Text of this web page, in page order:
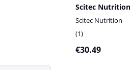
Scitec Nutrition
1
€30.49